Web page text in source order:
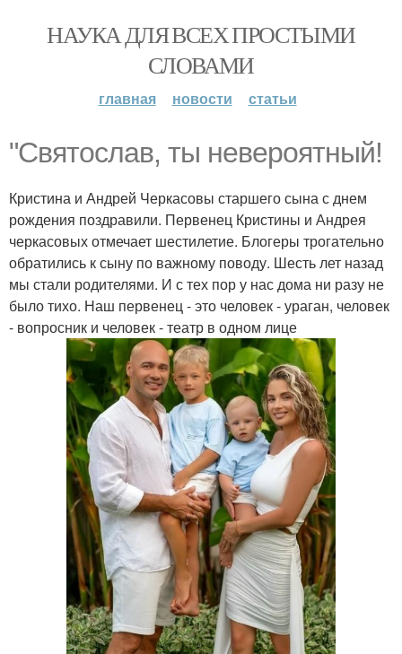
НАУКА ДЛЯ ВСЕХ ПРОСТЫМИ
СЛОВАМИ
главная новости статьи
"Святослав, ты невероятный!
Кристина и Андрей Черкасовы старшего сына с днем
рождения поздравили. Первенец Кристины и Андрея
черкасовых отмечает шестилетие. Блогеры трогательно
обратились к сыну по важному поводу. Шесть лет назад
мы стали родителями. И с тех пор у нас дома ни разу не
было тихо. Наш первенец - это человек - ураган, человек
- вопросник и человек - театр в одном лице